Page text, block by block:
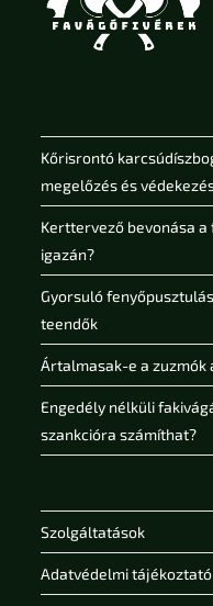
Kőrisrontó
megelőzés és
Kerttervező bevonása
igazán?
Gyorsuló
teendők
Ártalmasak-e a zuzmók
Engedély nélküli
szankcióra számíthat?
Szolgáltatások
Adatvédelmi tájékoztató